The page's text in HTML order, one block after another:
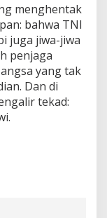
menghentak
bahwa TNI
juga jiwa-jiwa
penjaga
yang tak
Dan di
tekad: